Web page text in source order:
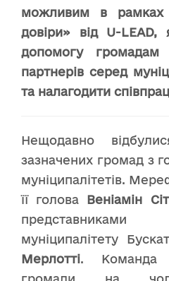
можливим в рамках
довіри» від U-
допомогу громадам
партнерів серед
та налагодити
Нещодавно
зазначених громад з
муніципалітетів.
її голова Веніамін
муніципалітету
Мерлотті. Команда